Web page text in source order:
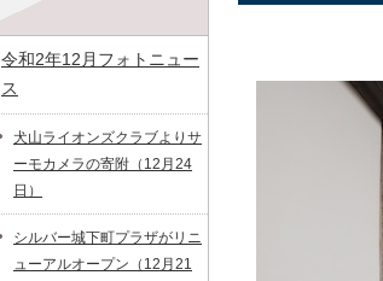
令和2年12月フォトニュー
ス
犬山ライオンズクラブよりサ
ーモカメラの寄附（12月24
日）
シルバー城下町プラザがリニ
ューアルオープン（12月21